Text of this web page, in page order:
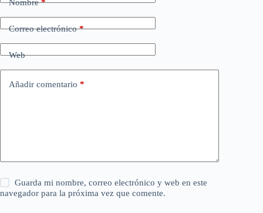
Nombre*
Correo electrónico*
Web
Añadir comentario *
Guarda mi nombre, correo electrónico y web en este
navegador para la próxima vez que comente.